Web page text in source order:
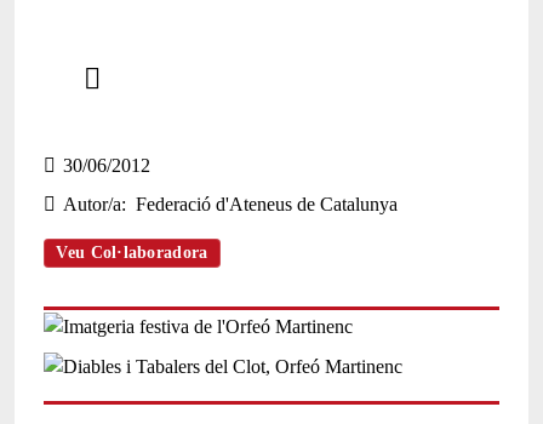
30/06/2012
Autor/a
Federació d'Ateneus de Catalunya
Veu Col·laboradora